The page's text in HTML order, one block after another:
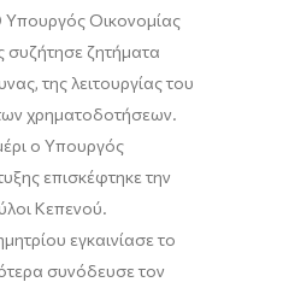
Υπουργός Οικονομίας
συζήτησε ζητήματα
της λειτουργίας του
χρηματοδοτήσεων.
ο Υπουργός
επισκέφτηκε την
Κεπενού.
εγκαινίασε το
συνόδευσε τον